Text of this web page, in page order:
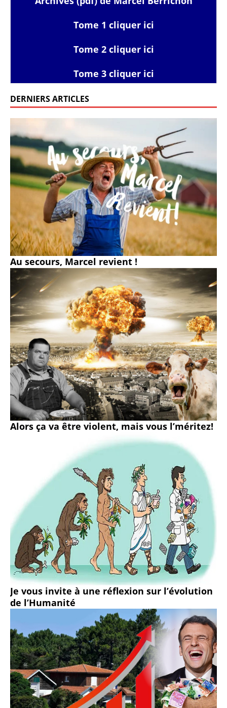
Tome 1 cliquer ici
Tome 2 cliquer ici
Tome 3 cliquer ici
DERNIERS ARTICLES
Au secours, Marcel revient !
Alors ça va être violent, mais vous l’méritez!
Je vous invite à une réflexion sur l’évolution
de l’Humanité